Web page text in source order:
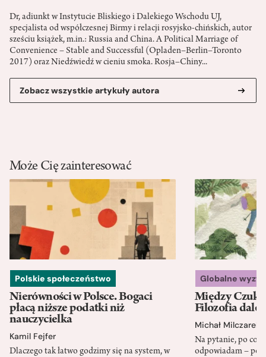
Dr, adiunkt w Instytucie Bliskiego i Dalekiego Wschodu UJ,
specjalista od współczesnej Birmy i relacji rosyjsko-chińskich, autor
sześciu książek, m.in.: Russia and China. A Political Marriage of
Convenience – Stable and Successful (Opladen–Berlin–Toronto
2017) oraz Niedźwiedź w cieniu smoka. Rosja–Chiny...
Zobacz wszystkie artykuły autora
Może Cię zainteresować
Polskie społeczeństwo
Nierówności w Polsce. Bogaci
płacą niższe podatki niż
nauczycielka
Kamil Fejfer
Dlaczego tak łatwo godzimy się na system, w
Globalne
Między
Filozofia
Michał Milczarek
Na pytanie, po co
odpowiadam – po